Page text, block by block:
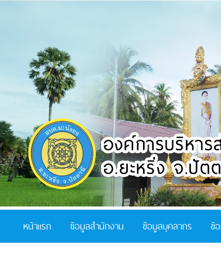
หน้าแรก ข้อมูลสำนักงาน ข้อมูลบุคลากร ข้